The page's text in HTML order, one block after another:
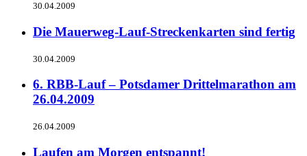
30.04.2009
Die Mauerweg-Lauf-Streckenkarten sind fertig
30.04.2009
6. RBB-Lauf – Potsdamer Drittelmarathon am
26.04.2009
26.04.2009
Laufen am Morgen entspannt!